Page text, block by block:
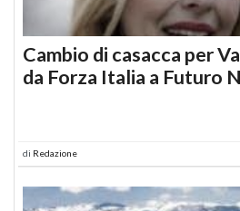
Cambio di casacca per
da Forza Italia a Futuro
di Redazione